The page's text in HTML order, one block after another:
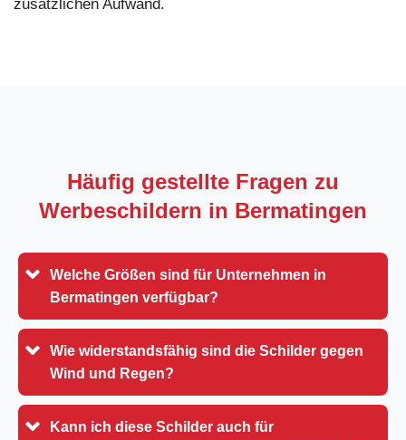
zusätzlichen Aufwand.
Häufig gestellte Fragen zu
Werbeschildern in Bermatingen
Welche Größen sind für Unternehmen in
Bermatingen verfügbar?
Wie widerstandsfähig sind die Schilder gegen
Wind und Regen?
Kann ich diese Schilder auch für